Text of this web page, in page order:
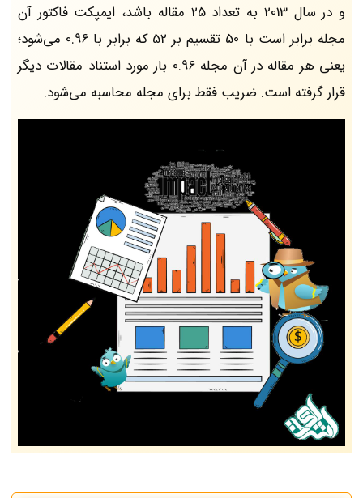
و در سال 2013 به تعداد 25 مقاله باشد، ایمپکت فاکتور آن
مجله برابر است با 50 تقسیم بر 52 که برابر با 0.96 می‌شود؛
یعنی هر مقاله در آن مجله 0.96 بار مورد استناد مقالات دیگر
قرار گرفته است. ضریب فقط برای مجله محاسبه می‌شود.